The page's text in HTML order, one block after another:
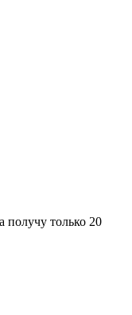
только 20